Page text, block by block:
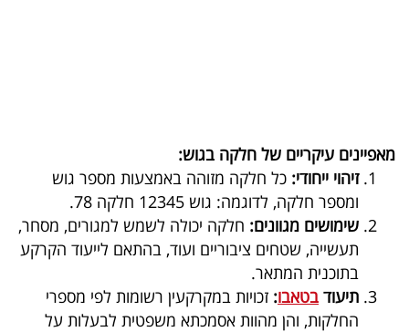
בריאות
תרבות
ופנאי
תיירות
TOP-
מאפיינים עיקריים של חלקה בגוש:
זיהוי ייחודי: כל חלקה מזוהה באמצעות מספר גוש
ומספר חלקה, לדוגמה: גוש 12345 חלקה 78.
שימושים מגוונים: חלקה יכולה לשמש למגורים, מסחר,
תעשייה, שטחים ציבוריים ועוד, בהתאם לייעוד הקרקע
בתוכנית המתאר.
תיעוד בטאבו: זכויות במקרקעין רשומות לפי מספרי
החלקות, והן מהוות אסמכתא משפטית לבעלות על